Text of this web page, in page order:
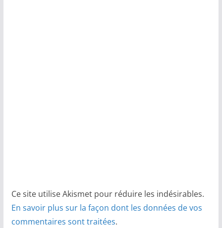
Ce site utilise Akismet pour réduire les indésirables.
En savoir plus sur la façon dont les données de vos
commentaires sont traitées.